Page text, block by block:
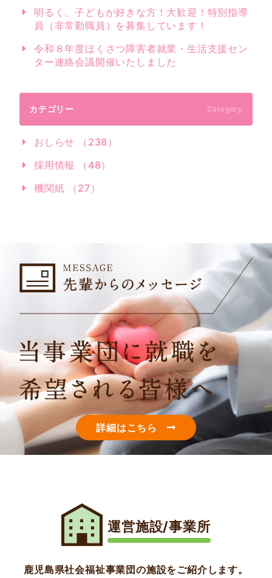
明るく、子どもが好きな方！大歓迎！特別指導
員（非常勤職員）を募集しています！
令和８年度ほくさつ障害者就業・生活支援セン
ター連絡会議開催いたしました
カテゴリー Category
おしらせ （238）
採用情報 （48）
機関紙 （27）
詳細はこちら
運営施設/事業所
鹿児島県社会福祉事業団の施設をご紹介します。